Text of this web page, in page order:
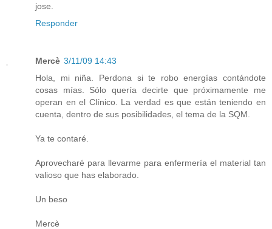
jose.
Responder
Mercè 3/11/09 14:43
Hola, mi niña. Perdona si te robo energías contándote
cosas mías. Sólo quería decirte que próximamente me
operan en el Clínico. La verdad es que están teniendo en
cuenta, dentro de sus posibilidades, el tema de la SQM.
Ya te contaré.
Aprovecharé para llevarme para enfermería el material tan
valioso que has elaborado.
Un beso
Mercè